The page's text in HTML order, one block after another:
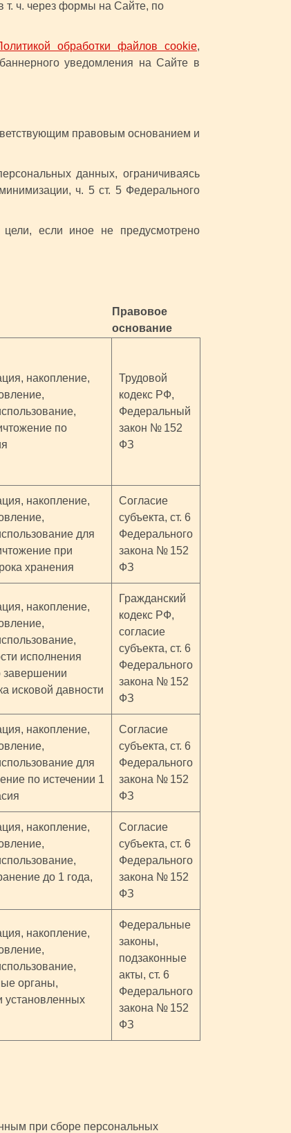
ч. через формы на Сайте, по
обработки файлов cookie,
уведомления на Сайте в
правовым основанием и
данных, ограничиваясь
ч. 5 ст. 5 Федерального
если иное не предусмотрено
Правовое
основание
накопление,
по
Трудовой
кодекс РФ,
Федеральный
закон № 152
ФЗ
накопление,
для
при
хранения
Согласие
субъекта, ст. 6
Федерального
закона № 152
ФЗ
накопление,
исполнения
завершении
исковой давности
Гражданский
кодекс РФ,
согласие
субъекта, ст. 6
Федерального
закона № 152
ФЗ
накопление,
для
по истечении 1
Согласие
субъекта, ст. 6
Федерального
закона № 152
ФЗ
накопление,
до 1 года,
Согласие
субъекта, ст. 6
Федерального
закона № 152
ФЗ
накопление,
органы,
установленных
Федеральные
законы,
подзаконные
акты, ст. 6
Федерального
закона № 152
ФЗ
при сборе персональных